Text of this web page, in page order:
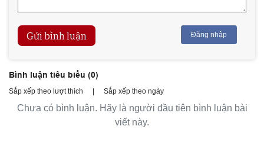
Gửi bình luận Đăng nhập
Bình luận tiêu biểu (0)
Sắp xếp theo lượt thích Sắp xếp theo ngày
Chưa có bình luận. Hãy là người đầu tiên bình luận bài
viết này.